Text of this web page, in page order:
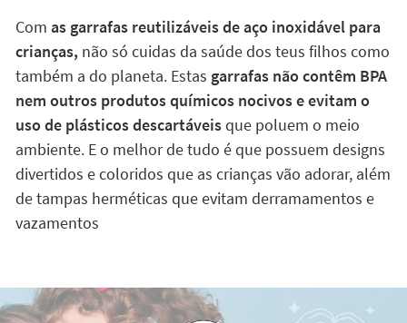
Com as garrafas reutilizáveis de aço inoxidável para
crianças, não só cuidas da saúde dos teus filhos como
também a do planeta. Estas garrafas não contêm BPA
nem outros produtos químicos nocivos e evitam o
uso de plásticos descartáveisque poluem o meio
ambiente. E o melhor de tudo é que possuem designs
divertidos e coloridos que as crianças vão adorar, além
de tampas herméticas que evitam derramamentos e
vazamentos